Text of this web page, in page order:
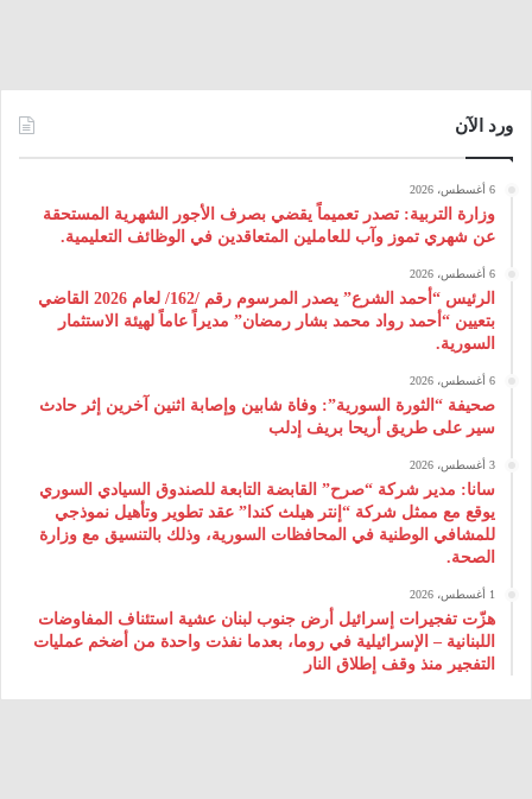
ورد الآن
6 أغسطس، 2026
وزارة التربية: تصدر تعميماً يقضي بصرف الأجور الشهرية المستحقة
عن شهري تموز وآب للعاملين المتعاقدين في الوظائف التعليمية.
6 أغسطس، 2026
الرئيس “أحمد الشرع” يصدر المرسوم رقم /162/ لعام 2026 ‌القاضي
بتعيين “أحمد رواد محمد بشار رمضان” مديراً عاماً لهيئة ‌الاستثمار
السورية.
6 أغسطس، 2026
صحيفة “الثورة السورية”: وفاة شابين وإصابة اثنين آخرين إثر حادث
سير على طريق أريحا بريف إدلب
3 أغسطس، 2026
سانا: مدير شركة “صرح” القابضة التابعة للصندوق السيادي السوري
يوقع مع ممثل شركة “إنتر هيلث كندا” عقد تطوير وتأهيل نموذجي
للمشافي الوطنية في المحافظات السورية، وذلك بالتنسيق مع وزارة
الصحة.
1 أغسطس، 2026
هزّت تفجيرات إسرائيل أرض جنوب لبنان عشية استئناف المفاوضات
اللبنانية – الإسرائيلية في روما، بعدما نفذت واحدة من أضخم عمليات
التفجير منذ وقف إطلاق النار